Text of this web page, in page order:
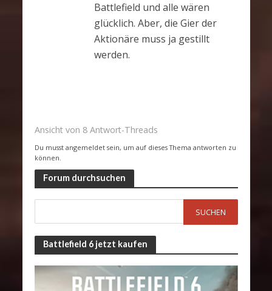
Battlefield und alle wären
glücklich. Aber, die Gier der
Aktionäre muss ja gestillt
werden.
Ansicht von 8 Antwort-Threads
Du musst angemeldet sein, um auf dieses Thema antworten zu
können.
Forum durchsuchen
Battlefield 6 jetzt kaufen